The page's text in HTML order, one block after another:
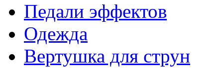
Педали эффектов
Одежда
Вертушка для струн